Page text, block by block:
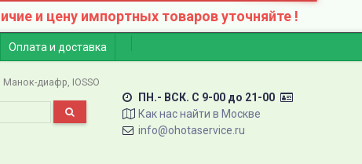
и цену импортных товаров уточняйте !
Оплата и доставка
Манок-диафр IOSSO
ПН.- ВСК. C 9-00 до 21-00
Как нас найти в Москве
info@ohotaservice.ru